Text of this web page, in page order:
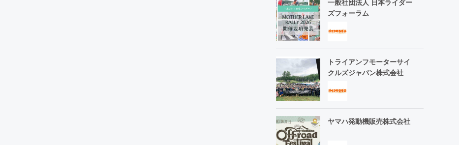
一般社団法人 日本ライダー
ズフォーラム
トライアンフモーターサイ
クルズジャパン株式会社
ヤマハ発動機販売株式会社